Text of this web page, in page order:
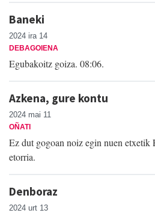
Baneki
2024 ira 14
DEBAGOIENA
Egubakoitz goiza. 08:06.
Azkena, gure kontu
2024 mai 11
OÑATI
Ez dut gogoan noiz egin nuen etxetik
etorria.
Denboraz
2024 urt 13